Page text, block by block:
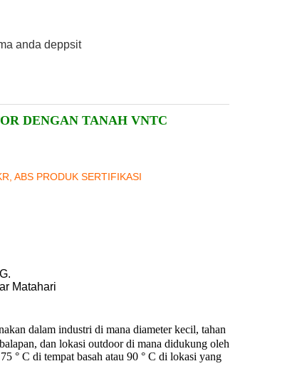
anda deppsit
DENGAN TANAH VNTC
ABS PRODUK SERTIFIKASI
Matahari
dalam industri di mana diameter kecil, tahan
dan lokasi outdoor di mana didukung oleh
° C di tempat basah atau 90 ° C di lokasi yang